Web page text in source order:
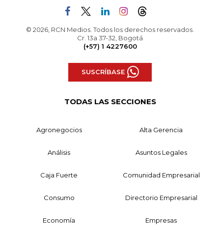
© 2026, RCN Medios. Todos los derechos reservados.
Cr. 13a 37-32, Bogotá
(+57) 1 4227600
SUSCRÍBASE
TODAS LAS SECCIONES
Agronegocios Alta Gerencia
Análisis Asuntos Legales
Caja Fuerte Comunidad Empresarial
Consumo Directorio Empresarial
Economía Empresas